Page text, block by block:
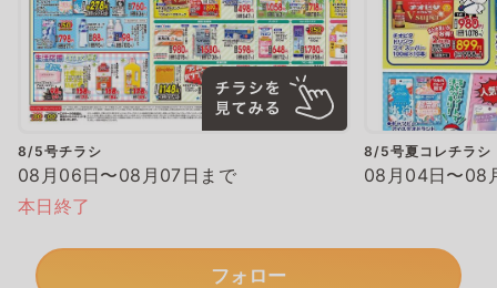
8/5号チラシ
08月06日〜08月07日まで
本日終了
8/5号夏コレチラシ
08月04日〜08
フォロー